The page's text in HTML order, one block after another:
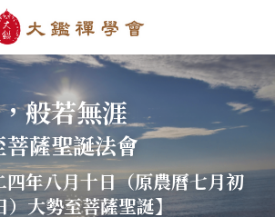
宗旨
堂
般若無涯
薩聖誕法會
四年八月十日（原農曆七月初
）大勢至菩薩聖誕】